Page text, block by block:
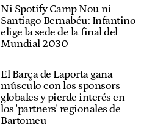
Ni Spotify Camp Nou ni
Santiago Bernabéu: Infantino
elige la sede de la final del
Mundial 2030
El Barça de Laporta gana
músculo con los sponsors
globales y pierde interés en
los 'partners' regionales de
Bartomeu